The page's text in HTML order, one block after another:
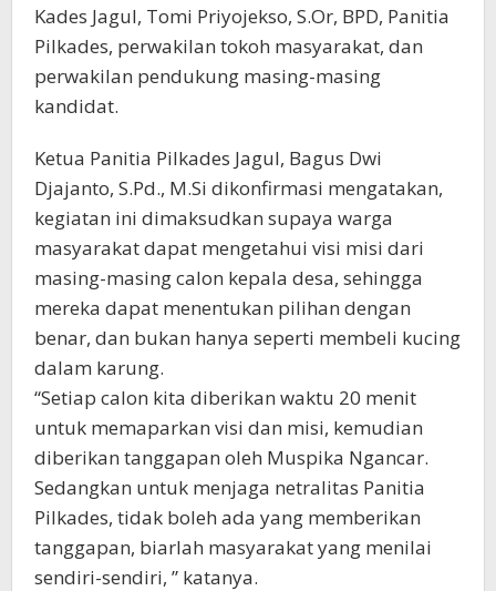
Kades Jagul, Tomi Priyojekso, S.Or, BPD, Panitia
Pilkades, perwakilan tokoh masyarakat, dan
perwakilan pendukung masing-masing
kandidat.
Ketua Panitia Pilkades Jagul, Bagus Dwi
Djajanto, S.Pd., M.Si dikonfirmasi mengatakan,
kegiatan ini dimaksudkan supaya warga
masyarakat dapat mengetahui visi misi dari
masing-masing calon kepala desa, sehingga
mereka dapat menentukan pilihan dengan
benar, dan bukan hanya seperti membeli kucing
dalam karung.
“Setiap calon kita diberikan waktu 20 menit
untuk memaparkan visi dan misi, kemudian
diberikan tanggapan oleh Muspika Ngancar.
Sedangkan untuk menjaga netralitas Panitia
Pilkades, tidak boleh ada yang memberikan
tanggapan, biarlah masyarakat yang menilai
sendiri-sendiri, ” katanya.